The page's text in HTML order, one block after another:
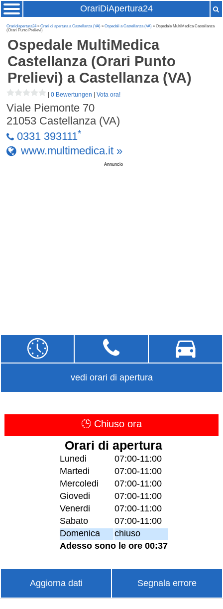
OrariDiApertura24
Oraridiapertura24»Orari di apertura a Castellanza (VA) »Ospedali a Castellanza (VA) » Ospedale MultiMedica Castellanza
(Orari Punto Prelievi)
Ospedale MultiMedica
Castellanza (Orari Punto
Prelievi) a Castellanza (VA)
|0 Bewertungen |Vota ora!
Viale Piemonte 70
21053 Castellanza (VA)
0331 393111*
www.multimedica.it »
Annuncio
vedi orari di apertura
🕒 Chiuso ora
Orari di apertura
Lunedi
07:00-11:00
Martedi
07:00-11:00
Mercoledi
07:00-11:00
Giovedi
07:00-11:00
Venerdi
07:00-11:00
Sabato
07:00-11:00
Domenica
chiuso
Adesso sono le ore 00:37
Aggiorna dati Segnala errore